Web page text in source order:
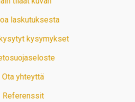
laskutuksesta
kysymykset
Ota yhteyttä
Referenssit